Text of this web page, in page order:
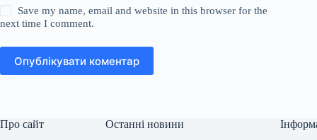
Save my name, email and website in this browser for the
next time I comment.
Опублікувати коментар
Про сайт Останні новини